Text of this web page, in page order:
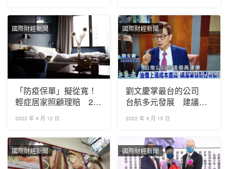
國際財經新聞
「防疫保單」擬從寬！
輕症居家照顧理賠 2週
內出爐
2022 年 4 月 12 日
國際財經新聞
劉文慶掌最台的公司
台航多元發展 建議陽
明也朝物流等做多元化
經營
2022 年 4 月 10 日
國際財經新聞 國際財經新聞